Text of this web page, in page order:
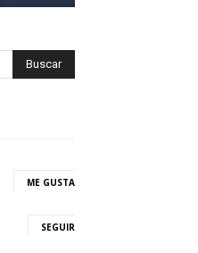
Buscar
ME GUSTA
SEGUIR